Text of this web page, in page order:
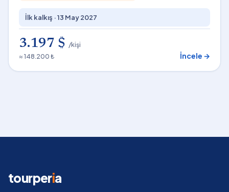
İlk kalkış ·13 May 2027
3.197 $ /kişi
≈ 148.200 ₺
İncele →
tourperia